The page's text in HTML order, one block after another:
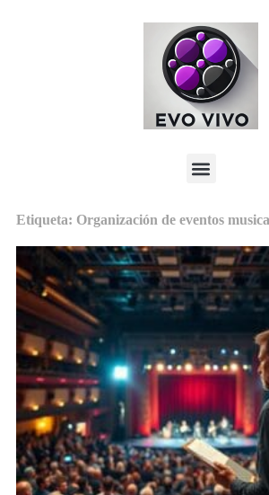
Etiqueta: Organización de eventos